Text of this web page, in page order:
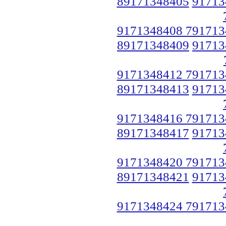
9171348408
89171348409
9171348412
89171348413
9171348416
89171348417
9171348420
89171348421
9171348424